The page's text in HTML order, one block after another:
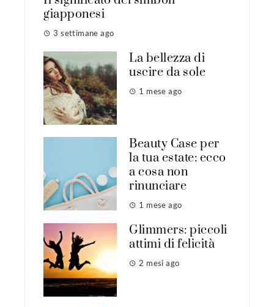
giapponesi
3 settimane ago
La bellezza di
uscire da sole
1 mese ago
Beauty Case per
la tua estate: ecco
a cosa non
rinunciare
1 mese ago
Glimmers: piccoli
attimi di felicità
2 mesi ago